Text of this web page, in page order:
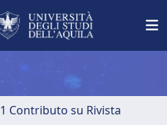
1 Contributo su Rivista